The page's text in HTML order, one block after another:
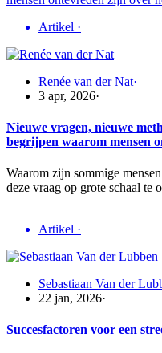
Artikel ·
Renée van der Nat·
3 apr, 2026·
Nieuwe vragen, nieuwe
begrijpen waarom mensen
Waarom zijn sommige
deze vraag op grote schaal te
Artikel ·
Sebastiaan Van der
22 jan, 2026·
Succesfactoren voor een